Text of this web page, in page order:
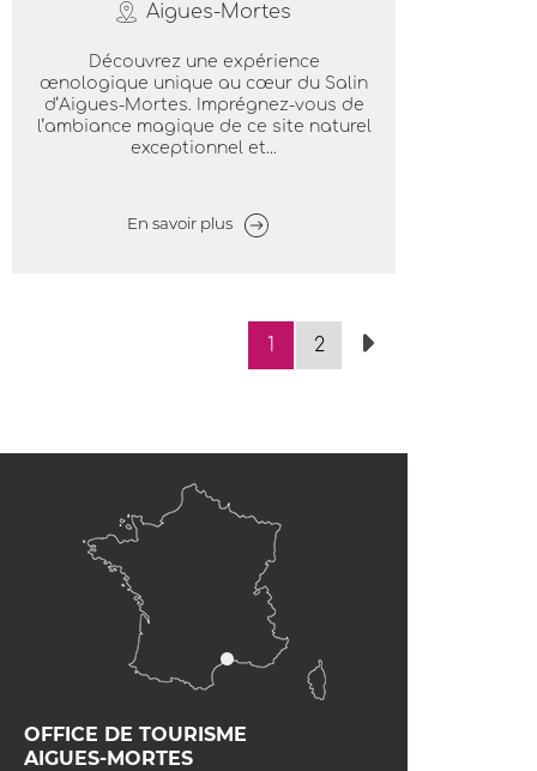
Aigues-Mortes
Découvrez une expérience
œnologique unique au cœur du Salin
d’Aigues-Mortes. Imprégnez-vous de
l’ambiance magique de ce site naturel
exceptionnel et...
En savoir plus
1 2
OFFICE DE TOURISME
AIGUES-MORTES